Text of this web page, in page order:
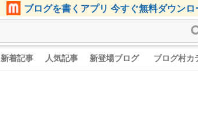
ブログを書くアプリ 今すぐ無料ダウンロ
新着記事 人気記事 新登場ブログ ブログ村カ